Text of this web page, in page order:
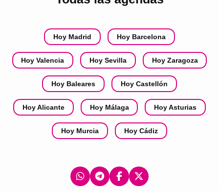
Hoy Madrid Hoy Barcelona
Hoy Valencia Hoy Sevilla Hoy Zaragoza
Hoy Baleares Hoy Castellón
Hoy Alicante Hoy Málaga Hoy Asturias
Hoy Murcia Hoy Cádiz